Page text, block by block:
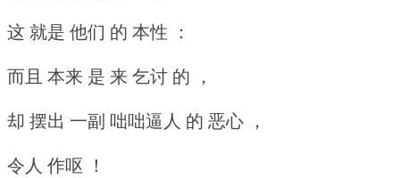
这 就是 他们 的 本性 ：
而且 本来 是 来 乞讨 的 ，
却 摆出 一副 咄咄逼人 的 恶心 ，
令人 作呕 ！